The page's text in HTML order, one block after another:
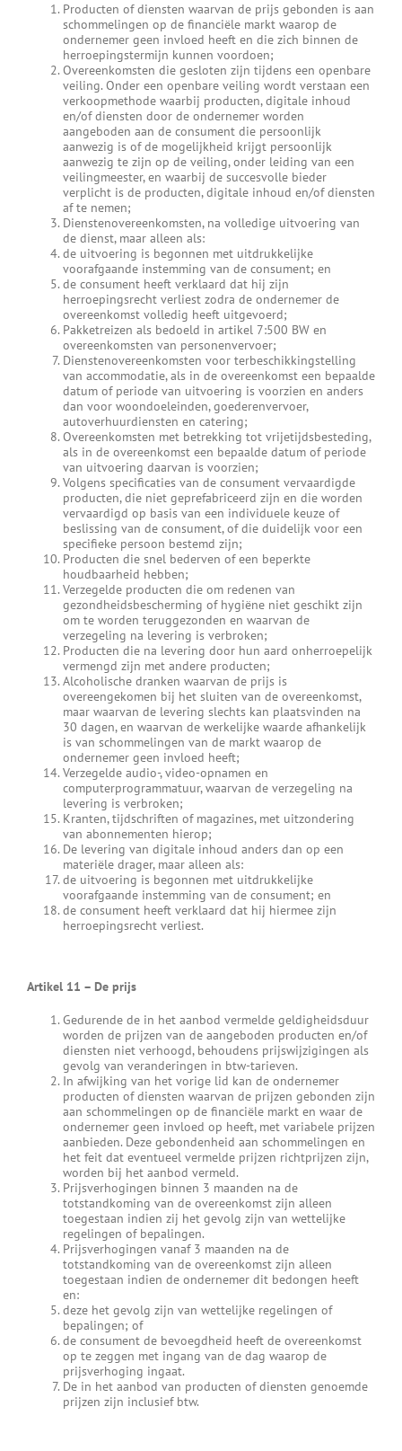
Producten of diensten waarvan de prijs gebonden is aan
schommelingen op de financiële markt waarop de
ondernemer geen invloed heeft en die zich binnen de
herroepingstermijn kunnen voordoen;
Overeenkomsten die gesloten zijn tijdens een openbare
veiling. Onder een openbare veiling wordt verstaan een
verkoopmethode waarbij producten, digitale inhoud
en/of diensten door de ondernemer worden
aangeboden aan de consument die persoonlijk
aanwezig is of de mogelijkheid krijgt persoonlijk
aanwezig te zijn op de veiling, onder leiding van een
veilingmeester, en waarbij de succesvolle bieder
verplicht is de producten, digitale inhoud en/of diensten
af te nemen;
Dienstenovereenkomsten, na volledige uitvoering van
de dienst, maar alleen als:
de uitvoering is begonnen met uitdrukkelijke
voorafgaande instemming van de consument; en
de consument heeft verklaard dat hij zijn
herroepingsrecht verliest zodra de ondernemer de
overeenkomst volledig heeft uitgevoerd;
Pakketreizen als bedoeld in artikel 7:500 BW en
overeenkomsten van personenvervoer;
Dienstenovereenkomsten voor terbeschikkingstelling
van accommodatie, als in de overeenkomst een bepaalde
datum of periode van uitvoering is voorzien en anders
dan voor woondoeleinden, goederenvervoer,
autoverhuurdiensten en catering;
Overeenkomsten met betrekking tot vrijetijdsbesteding,
als in de overeenkomst een bepaalde datum of periode
van uitvoering daarvan is voorzien;
Volgens specificaties van de consument vervaardigde
producten, die niet geprefabriceerd zijn en die worden
vervaardigd op basis van een individuele keuze of
beslissing van de consument, of die duidelijk voor een
specifieke persoon bestemd zijn;
Producten die snel bederven of een beperkte
houdbaarheid hebben;
Verzegelde producten die om redenen van
gezondheidsbescherming of hygiëne niet geschikt zijn
om te worden teruggezonden en waarvan de
verzegeling na levering is verbroken;
Producten die na levering door hun aard onherroepelijk
vermengd zijn met andere producten;
Alcoholische dranken waarvan de prijs is
overeengekomen bij het sluiten van de overeenkomst,
maar waarvan de levering slechts kan plaatsvinden na
30 dagen, en waarvan de werkelijke waarde afhankelijk
is van schommelingen van de markt waarop de
ondernemer geen invloed heeft;
Verzegelde audio-, video-opnamen en
computerprogrammatuur, waarvan de verzegeling na
levering is verbroken;
Kranten, tijdschriften of magazines, met uitzondering
van abonnementen hierop;
De levering van digitale inhoud anders dan op een
materiële drager, maar alleen als:
de uitvoering is begonnen met uitdrukkelijke
voorafgaande instemming van de consument; en
de consument heeft verklaard dat hij hiermee zijn
herroepingsrecht verliest.
Artikel 11 – De prijs
Gedurende de in het aanbod vermelde geldigheidsduur
worden de prijzen van de aangeboden producten en/of
diensten niet verhoogd, behoudens prijswijzigingen als
gevolg van veranderingen in btw-tarieven.
In afwijking van het vorige lid kan de ondernemer
producten of diensten waarvan de prijzen gebonden zijn
aan schommelingen op de financiële markt en waar de
ondernemer geen invloed op heeft, met variabele prijzen
aanbieden. Deze gebondenheid aan schommelingen en
het feit dat eventueel vermelde prijzen richtprijzen zijn,
worden bij het aanbod vermeld.
Prijsverhogingen binnen 3 maanden na de
totstandkoming van de overeenkomst zijn alleen
toegestaan indien zij het gevolg zijn van wettelijke
regelingen of bepalingen.
Prijsverhogingen vanaf 3 maanden na de
totstandkoming van de overeenkomst zijn alleen
toegestaan indien de ondernemer dit bedongen heeft
en:
deze het gevolg zijn van wettelijke regelingen of
bepalingen; of
de consument de bevoegdheid heeft de overeenkomst
op te zeggen met ingang van de dag waarop de
prijsverhoging ingaat.
De in het aanbod van producten of diensten genoemde
prijzen zijn inclusief btw.